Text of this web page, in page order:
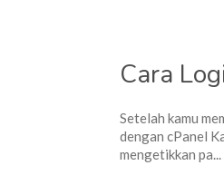
Cara
Setelah kamu
dengan cPanel
mengetikkan pa...